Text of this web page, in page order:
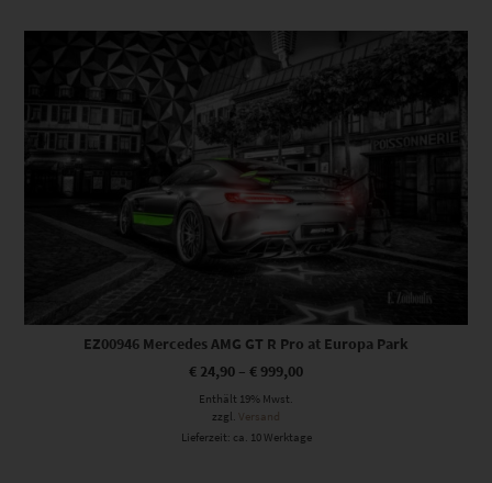
Dieses Produkt weist mehrere Varianten auf. Die Optionen können auf der Produktseite gewählt werden
EZ00946 Mercedes AMG GT R Pro at Europa Park
€ 24,90 – € 999,00
Enthält 19% Mwst.
zzgl. Versand
Lieferzeit: ca. 10 Werktage